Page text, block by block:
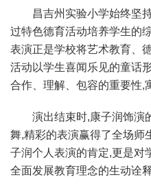
昌吉州实验小学始终坚
过特色德育活动培养学生的
表演正是学校将艺术教育、
活动以学生喜闻乐见的童话
合作、理解、包容的重要性,
演出结束时,康子润饰演
舞,精彩的表演赢得了全场师
子润个人表演的肯定,更是对
全面发展教育理念的生动诠释